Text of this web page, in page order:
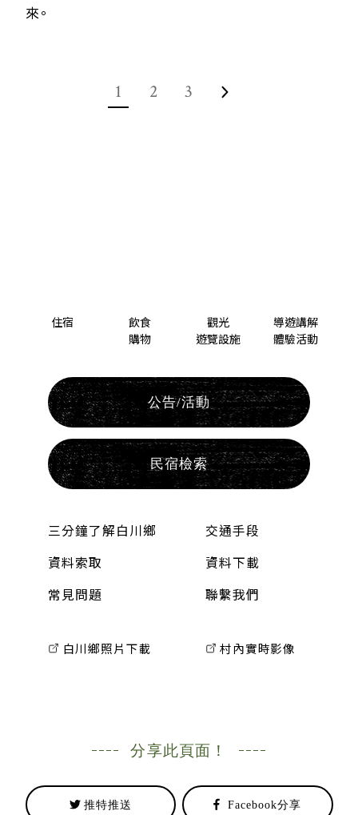
來。
1 2 3
住宿
飲食
購物
觀光
遊覽設施
導遊講解
體驗活動
公告/活動
民宿檢索
三分鐘了解白川鄉
交通手段
資料索取
資料下載
常見問題
聯繫我們
白川鄉照片下載 村內實時影像
分享此頁面！
推特推送 Facebook分享